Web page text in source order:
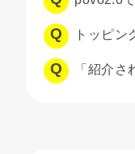
トッピン
「紹介